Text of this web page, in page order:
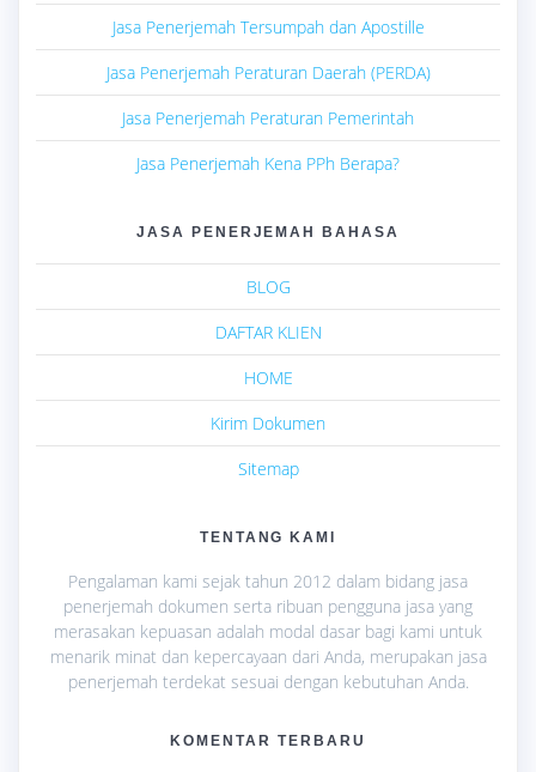
Jasa Penerjemah Tersumpah dan Apostille
Jasa Penerjemah Peraturan Daerah (PERDA)
Jasa Penerjemah Peraturan Pemerintah
Jasa Penerjemah Kena PPh Berapa?
JASA PENERJEMAH BAHASA
BLOG
DAFTAR KLIEN
HOME
Kirim Dokumen
Sitemap
TENTANG KAMI
Pengalaman kami sejak tahun 2012 dalam bidang jasa
penerjemah dokumen serta ribuan pengguna jasa yang
merasakan kepuasan adalah modal dasar bagi kami untuk
menarik minat dan kepercayaan dari Anda, merupakan jasa
penerjemah terdekat sesuai dengan kebutuhan Anda.
KOMENTAR TERBARU